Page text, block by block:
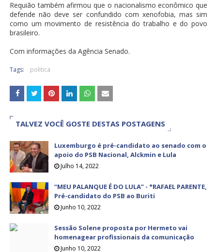
Requião também afirmou que o nacionalismo econômico que
defende não deve ser confundido com xenofobia, mas sim
como um movimento de resistência do trabalho e do povo
brasileiro.
Com informações da Agência Senado.
Tags: politica
TALVEZ VOCÊ GOSTE DESTAS POSTAGENS
Luxemburgo é pré-candidato ao senado com o
apoio do PSB Nacional, Alckmin e Lula
Julho 14, 2022
“MEU PALANQUE É DO LULA” - *RAFAEL PARENTE,
Pré-candidato do PSB ao Buriti
Junho 10, 2022
Sessão Solene proposta por Hermeto vai
homenagear profissionais da comunicação
Junho 10, 2022